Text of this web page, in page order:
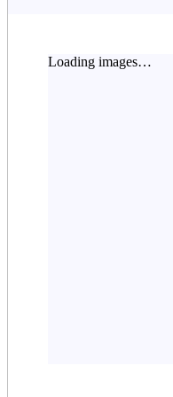
Loading images…